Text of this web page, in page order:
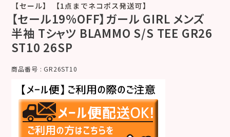
【セール】 【1点までネコポス発送可】
【セール19%OFF】ガール GIRL メンズ
半袖 Tシャツ BLAMMO S/S TEE GR26
ST10 26SP
商品番号 GR26ST10